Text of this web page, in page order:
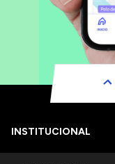
INSTITUCIONAL